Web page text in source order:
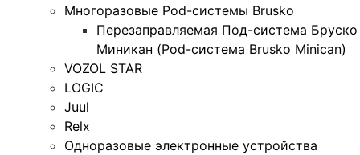
Многоразовые Pod-системы Brusko
Перезаправляемая Под-система Бруско
Миникан (Pod-система Brusko Minican)
VOZOL STAR
LOGIC
Juul
Relx
Одноразовые электронные устройства